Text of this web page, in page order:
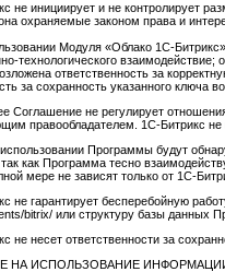
не инициирует и не контролирует
охраняемые законом права и
Модуля «Облако 1С-
технологического
ответственность за
за сохранность указанного ключа
Соглашение не регулирует
правообладателем. 1С-Битрикс не
Программы будут
как Программа тесно
мере не зависят только от 1С-
не гарантирует бесперебойную
bitrix/ или структуру базы данных
не несет ответственности за
НА ИСПОЛЬЗОВАНИЕ